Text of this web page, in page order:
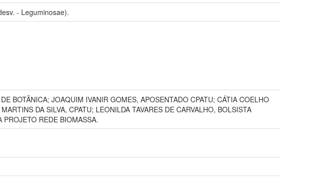
- Leguminosae).
BOTÂNICA; JOAQUIM IVANIR GOMES, APOSENTADO CPATU; CÁTIA COELHO
DA SILVA, CPATU; LEONILDA TAVARES DE CARVALHO, BOLSISTA
REDE BIOMASSA.